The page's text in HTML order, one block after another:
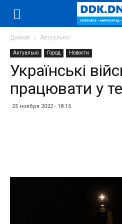
Домой Актуально
Актуально Город Новости
Українські
працювати у
25 ноября 2022 - 18:15